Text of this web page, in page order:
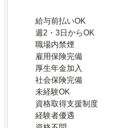
給与前払いOK
週2・3日からOK
職場内禁煙
雇用保険完備
厚生年金加入
社会保険完備
未経験OK
資格取得支援制度
経験者優遇